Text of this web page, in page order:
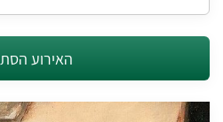
האירוע